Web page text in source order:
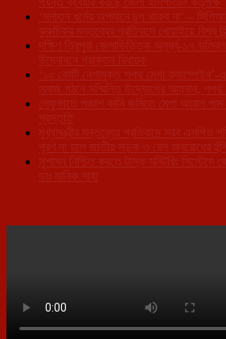
‘সনাতন ধর্মের অপমানে চুপ থাকব না’ –
কুরুচিকর মন্তব্যের প্রতিবাদে খোয়াইয়ে বিশ্ব
দক্ষিণ ত্রিপুরা জেলাভিত্তিক অনূর্ধ্ব-১৭
উদ্বোধনে প্রাক্তন বিধায়ক
‘১০ কোটি নেশামুক্ত শপথ মেগা
সমাজ গঠনে সম্মিলিত উদ্যোগের আহ্বান, শপথ
লেফুঙ্গাতে পঞ্চাশ কানি জমিতে মেগা অয়েল
প্রস্তুতি
মুখ্যমন্ত্রীর মন্তব্যের প্রতিবাদে সরব এসপিও
পূরণ না হলে জাতীয় সড়ক ও রেল অবরোধের
সুশাসন নিশ্চিত করতে টাস্ক মনিটরিং সিস্টেমে
ডাঃ মানিক সাহা